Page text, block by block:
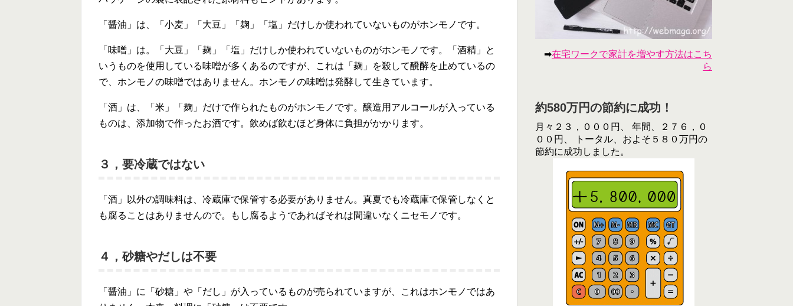
「醤油」は、「小麦」「大豆」「麹」「塩」だけしか使われていないものがホンモノです。
「味噌」は。「大豆」「麹」「塩」だけしか使われていないものがホンモノです。「酒精」と
いうものを使用している味噌が多くあるのですが、これは「麹」を殺して醗酵を止めているの
で、ホンモノの味噌ではありません。ホンモノの味噌は発酵して生きています。
「酒」は、「米」「麹」だけで作られたものがホンモノです。醸造用アルコールが入っている
ものは、添加物で作ったお酒です。飲めば飲むほど身体に負担がかかります。
３，要冷蔵ではない
「酒」以外の調味料は、冷蔵庫で保管する必要がありません。真夏でも冷蔵庫で保管しなくと
も腐ることはありませんので。もし腐るようであればそれは間違いなくニセモノです。
４，砂糖やだしは不要
「醤油」に「砂糖」や「だし」が入っているものが売られていますが、これはホンモノではあ
➡在宅ワークで家計を増やす方法はこち
ら
約580万円の節約に成功！
月々２３，０００円、 年間、２７６，０
００円、 トータル、およそ５８０万円の
節約に成功しました。